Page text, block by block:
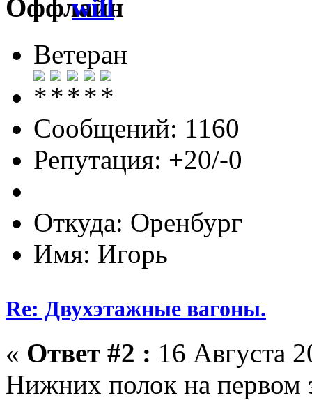
will
Ветеран
Сообщений: 1160
Репутация: +20/-0
Откуда: Оренбург
Имя: Игорь
Re: Двухэтажные вагоны.
« Ответ #2 : 16 Августа
Нижних полок на первом